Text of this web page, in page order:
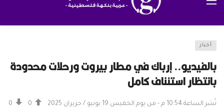
أخبار
بالفيديو.. إرباك في مطار بيروت ورحلات محدودة
بانتظار استئناف كامل
نُشر الساعة 10:54 م - من يوم الخميس 19 يونيو / حزيران 2025 0
0